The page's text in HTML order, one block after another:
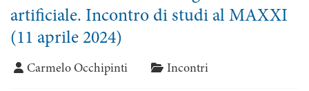
artificiale. Incontro di studi al MAXXI
(11 aprile 2024)
Carmelo Occhipinti Incontri